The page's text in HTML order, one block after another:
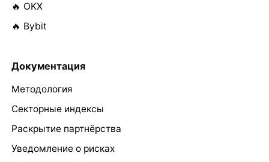
🔥 OKX
🔥 Bybit
Документация
Методология
Секторные индексы
Раскрытие партнёрства
Уведомление о рисках